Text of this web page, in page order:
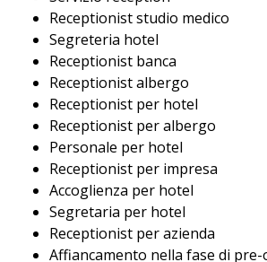
Receptionist studio medico
Segreteria hotel
Receptionist banca
Receptionist albergo
Receptionist per hotel
Receptionist per albergo
Personale per hotel
Receptionist per impresa
Accoglienza per hotel
Segretaria per hotel
Receptionist per azienda
Affiancamento nella fase di